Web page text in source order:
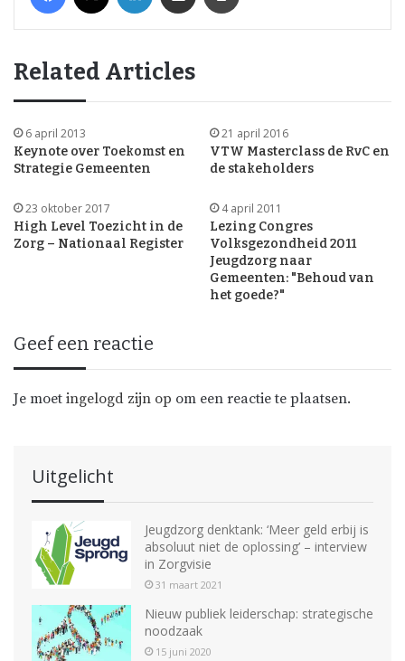
Related Articles
6 april 2013
Keynote over Toekomst en
Strategie Gemeenten
21 april 2016
VTW Masterclass de RvC en
de stakeholders
23 oktober 2017
High Level Toezicht in de
Zorg – Nationaal Register
4 april 2011
Lezing Congres
Volksgezondheid 2011
Jeugdzorg naar
Gemeenten: "Behoud van
het goede?"
Geef een reactie
Je moet ingelogd zijn op om een reactie te plaatsen.
Uitgelicht
Jeugdzorg denktank: ‘Meer geld erbij is
absoluut niet de oplossing’ – interview
in Zorgvisie
31 maart 2021
Nieuw publiek leiderschap: strategische
noodzaak
15 juni 2020